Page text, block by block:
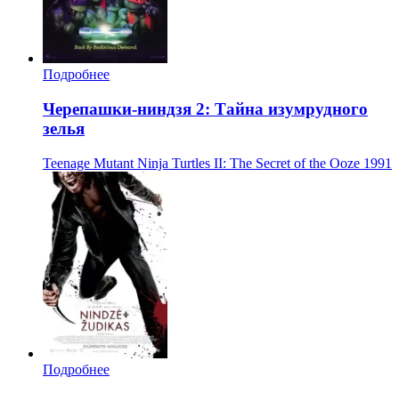
Подробнее
Черепашки-ниндзя 2: Тайна изумрудного
зелья
Teenage Mutant Ninja Turtles II: The Secret of the Ooze 1991
Подробнее